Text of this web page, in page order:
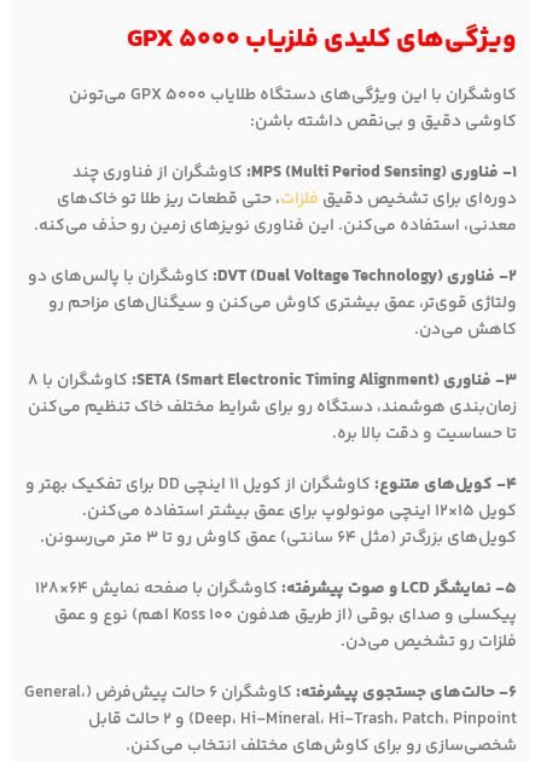
ویژگی‌های کلیدی فلزیاب GPX 5000
کاوشگران با این ویژگی‌های دستگاه طلایاب GPX 5000 می‌تونن
کاوشی دقیق و بی‌نقص داشته باشن:
1- فناوری MPS (Multi Period Sensing):
کاوشگران از فناوری چند
دوره‌ای برای تشخیص دقیق فلزات، حتی قطعات ریز طلا تو خاک‌های
معدنی، استفاده می‌کنن. این فناوری نویزهای زمین رو حذف می‌کنه.
2- فناوری DVT (Dual Voltage Technology):
کاوشگران با پالس‌های دو
ولتاژی قوی‌تر، عمق بیشتری کاوش می‌کنن و سیگنال‌های مزاحم رو
کاهش می‌دن.
3- فناوری SETA (Smart Electronic Timing Alignment):
کاوشگران با 8
زمان‌بندی هوشمند، دستگاه رو برای شرایط مختلف خاک تنظیم می‌کنن
تا حساسیت و دقت بالا بره.
4- کویل‌های متنوع:
کاوشگران از کویل 11 اینچی DD برای تفکیک بهتر و
کویل 15×12 اینچی مونولوپ برای عمق بیشتر استفاده می‌کنن.
کویل‌های بزرگ‌تر (مثل 64 سانتی) عمق کاوش رو تا 3 متر می‌رسونن.
5- نمایشگر LCD و صوت پیشرفته:
کاوشگران با صفحه نمایش 64×128
پیکسلی و صدای بوقی (از طریق هدفون Koss 100 اهم) نوع و عمق
فلزات رو تشخیص می‌دن.
6- حالت‌های جستجوی پیشرفته:
کاوشگران 6 حالت پیش‌فرض (General،
Deep، Hi-Mineral، Hi-Trash، Patch، Pinpoint) و 2 حالت قابل
شخصی‌سازی رو برای کاوش‌های مختلف انتخاب می‌کنن.